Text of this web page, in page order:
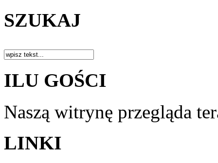
SZUKAJ
ILU GOŚCI
Naszą witrynę przegląda
LINKI